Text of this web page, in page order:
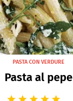
PASTA CON VERDURE
Pasta al pepe